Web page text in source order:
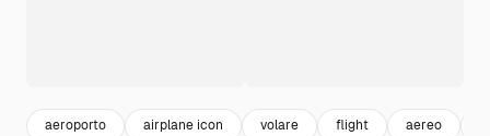
aeroporto airplane icon volare flight aereo